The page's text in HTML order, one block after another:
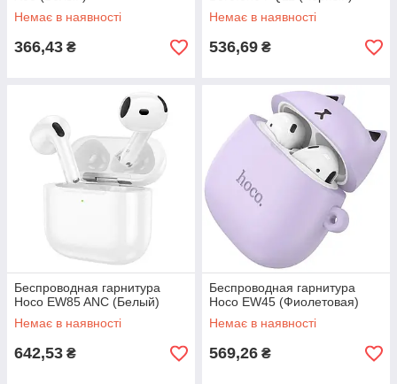
Немає в наявності
366,43 ₴
Немає в наявності
536,69 ₴
Беспроводная гарнитура
Hoco EW85 ANC (Белый)
Немає в наявності
642,53 ₴
Беспроводная гарнитура
Hoco EW45 (Фиолетовая)
Немає в наявності
569,26 ₴